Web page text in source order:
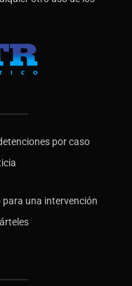
por caso
una intervención